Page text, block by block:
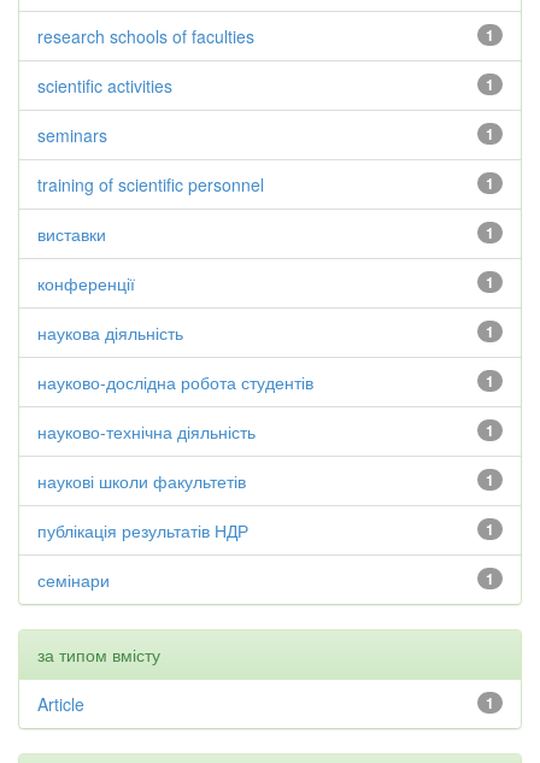
1
research schools of faculties
1
scientific activities
1
seminars
1
training of scientific personnel
1
виставки
1
конференції
1
наукова діяльність
1
науково-дослідна робота студентів
1
науково-технічна діяльність
1
наукові школи факультетів
1
публікація результатів НДР
1
семінари
за типом вмісту
1
Article